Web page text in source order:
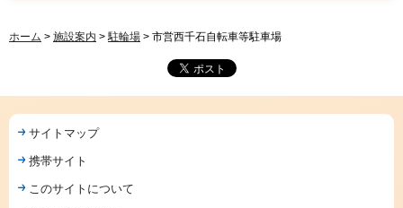
ホーム > 施設案内 > 駐輪場 > 市営西千石自転車等駐車場
サイトマップ
携帯サイト
このサイトについて